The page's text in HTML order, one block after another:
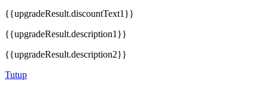
{{upgradeResult.discountText1}}
{{upgradeResult.description1}}
{{upgradeResult.description2}}
Tutup